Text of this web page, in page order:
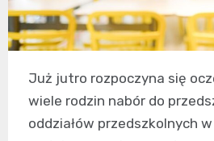
Już jutro rozpoczyna się
wiele rodzin nabór do
oddziałów przedszkolnych w